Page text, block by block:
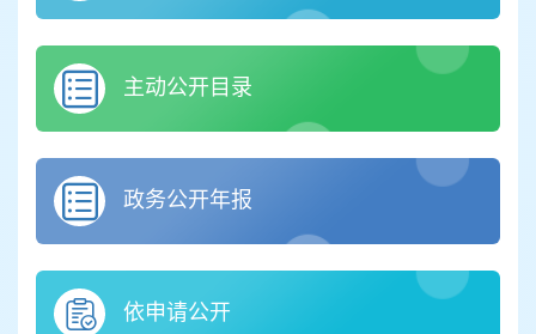
主动公开目录
政务公开年报
依申请公开